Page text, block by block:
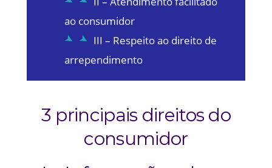
ao consumidor
III – Respeito ao direito de
arrependimento
3 principais direitos do
consumidor